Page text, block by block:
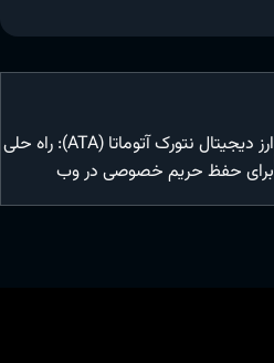
ارز دیجیتال نتورک آتوماتا (ATA): راه حلی
برای حفظ حریم خصوصی در وب